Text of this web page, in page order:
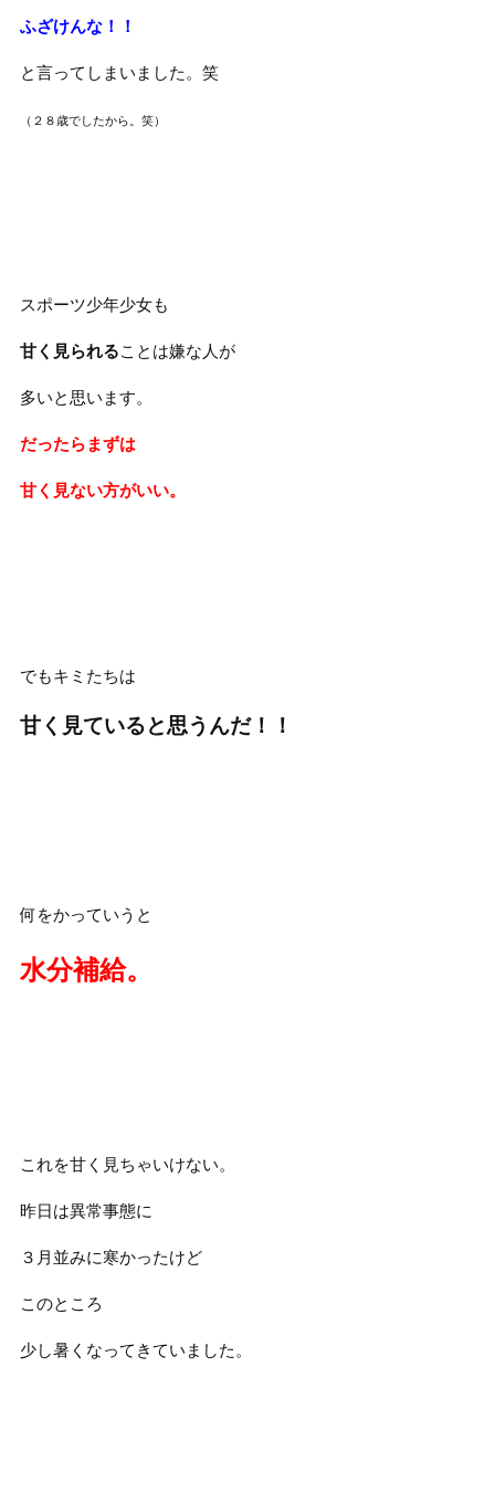
ふざけんな！！
と言ってしまいました。笑
（２８歳でしたから。笑）
スポーツ少年少女も
甘く見られることは嫌な人が
多いと思います。
だったらまずは
甘く見ない方がいい。
でもキミたちは
甘く見ていると思うんだ！！
何をかっていうと
水分補給。
これを甘く見ちゃいけない。
昨日は異常事態に
３月並みに寒かったけど
このところ
少し暑くなってきていました。